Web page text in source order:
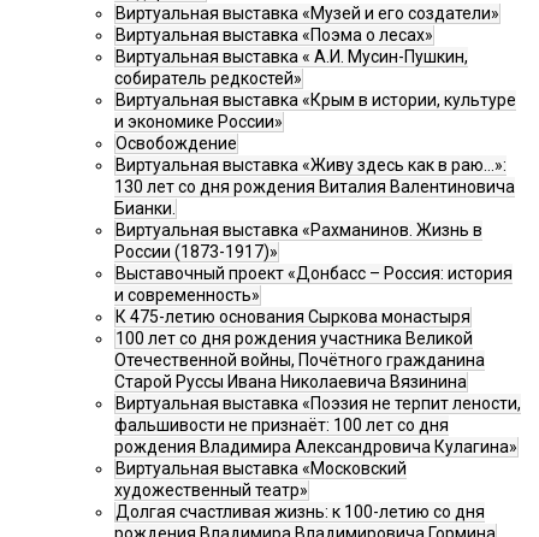
Виртуальная выставка «Музей и его создатели»
Виртуальная выставка «Поэма о лесах»
Виртуальная выставка « А.И. Мусин-Пушкин,
собиратель редкостей»
Виртуальная выставка «Крым в истории, культуре
и экономике России»
Освобождение
Виртуальная выставка «Живу здесь как в раю…»:
130 лет со дня рождения Виталия Валентиновича
Бианки.
Виртуальная выставка «Рахманинов. Жизнь в
России (1873-1917)»
Выставочный проект «Донбасс – Россия: история
и современность»
К 475-летию основания Сыркова монастыря
100 лет со дня рождения участника Великой
Отечественной войны, Почётного гражданина
Старой Руссы Ивана Николаевича Вязинина
Виртуальная выставка «Поэзия не терпит лености,
фальшивости не признаёт: 100 лет со дня
рождения Владимира Александровича Кулагина»
Виртуальная выставка «Московский
художественный театр»
Долгая счастливая жизнь: к 100-летию со дня